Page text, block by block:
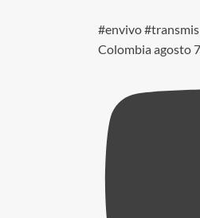
#envivo
Colombia agosto